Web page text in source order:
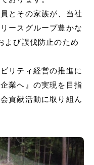
とその家族が、当社
ースグループ豊かな
よび誤伐防⽌のため
リティ経営の推進に
業へ』の実現を⽬指
貢献活動に取り組ん